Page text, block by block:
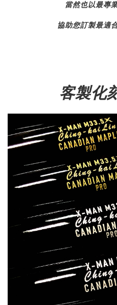
當然也以最專
協助您訂製最適
客製化